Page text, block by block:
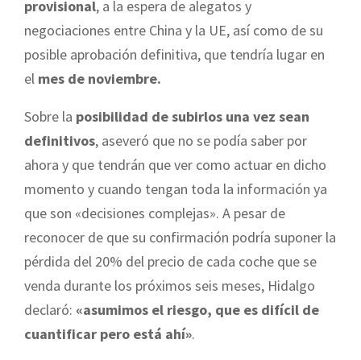
provisional, a la espera de alegatos y
negociaciones entre China y la UE, así como de su
posible aprobación definitiva, que tendría lugar en
el mes de noviembre.
Sobre la posibilidad de subirlos una vez sean
definitivos, aseveró que no se podía saber por
ahora y que tendrán que ver como actuar en dicho
momento y cuando tengan toda la información ya
que son «decisiones complejas». A pesar de
reconocer de que su confirmación podría suponer la
pérdida del 20% del precio de cada coche que se
venda durante los próximos seis meses, Hidalgo
declaró: «asumimos el riesgo, que es difícil de
cuantificar pero está ahí».